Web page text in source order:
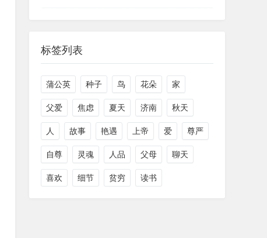
标签列表
蒲公英 种子 鸟 花朵 家
父爱 焦虑 夏天 济南 秋天
人 故事 艳遇 上帝 爱 尊严
自尊 灵魂 人品 父母 聊天
喜欢 细节 贫穷 读书